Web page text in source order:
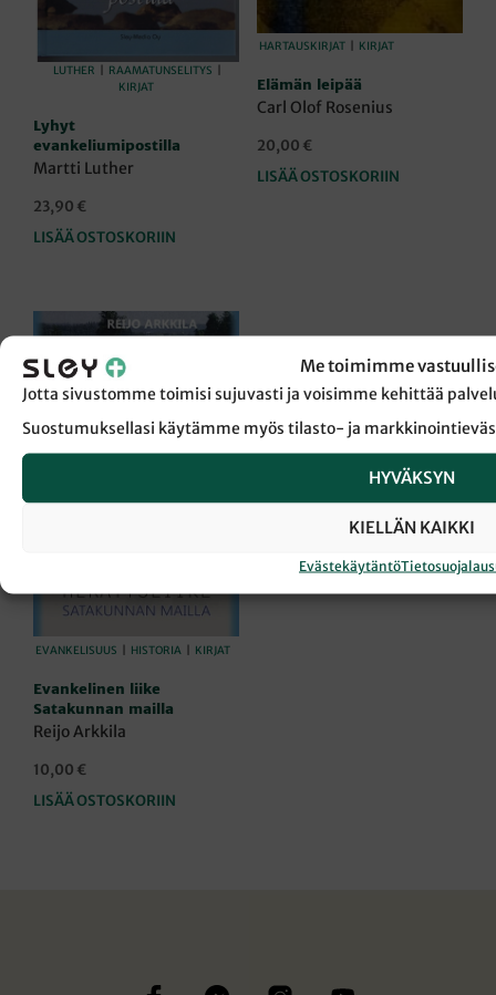
Me toimimme
Jotta sivustomme toimisi sujuvasti ja voisimme kehittää
Suostumuksellasi käytämme myös tilasto- ja
HYVÄKSYN
KIELLÄN KAIKKI
Evästekäytäntö
LUTHER RAAMATUNSELITYS
KIRJAT
Lyhyt
evankeliumipostilla
Martti Luther
23,90 €
LISÄÄ OSTOSKORIIN
HARTAUSKIRJAT KIRJAT
Elämän leipää
Carl Olof Rosenius
20,00 €
LISÄÄ OSTOSKORIIN
EVANKELISUUS HISTORIA KIRJAT
Evankelinen liike
Satakunnan mailla
Reijo Arkkila
10,00 €
LISÄÄ OSTOSKORIIN